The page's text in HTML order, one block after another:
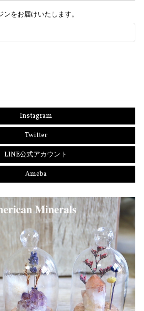
をお届けいたします。
Instagram
Twitter
LINE公式アカウント
Ameba